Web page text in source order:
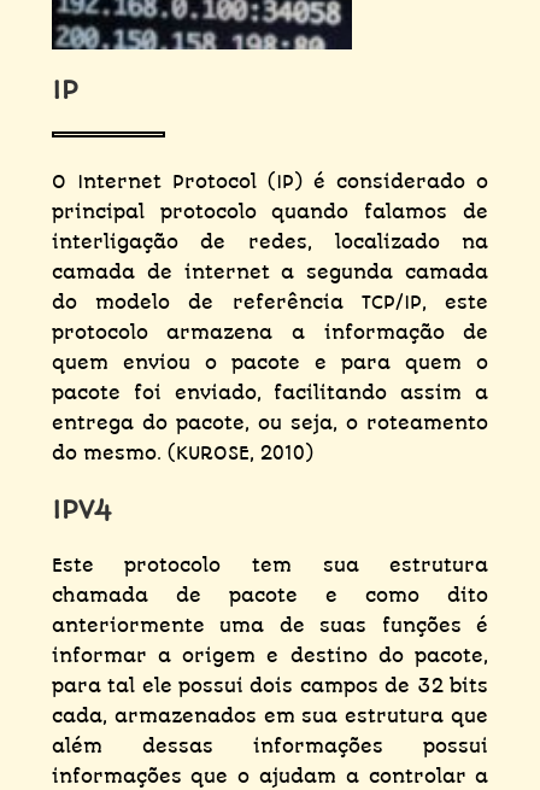
IP
O Internet Protocol (IP) é considerado o
principal protocolo quando falamos de
interligação de redes, localizado na
camada de internet a segunda camada
do modelo de referência TCP/IP, este
protocolo armazena a informação de
quem enviou o pacote e para quem o
pacote foi enviado, facilitando assim a
entrega do pacote, ou seja, o roteamento
do mesmo. (KUROSE, 2010)
IPV4
Este protocolo tem sua estrutura
chamada de pacote e como dito
anteriormente uma de suas funções é
informar a origem e destino do pacote,
para tal ele possui dois campos de 32 bits
cada, armazenados em sua estrutura que
além dessas informações possui
informações que o ajudam a controlar a